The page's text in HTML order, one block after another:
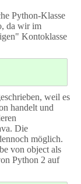
Python-Klasse
da wir im
Kontoklasse
weil es
handelt und
Die
möglich.
von object als
Python 2 auf